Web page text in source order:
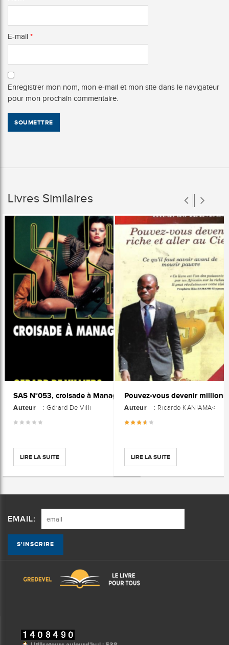
E-mail *
Enregistrer mon nom, mon e-mail et mon site dans le navigateur
pour mon prochain commentaire.
Livres Similaires
SAS N°053, croisade à Managua
Auteur : Gérard De Villi
LIRE LA SUITE
Auteur : Ricardo KANIAMA<
LIRE LA SUITE
EMAIL: